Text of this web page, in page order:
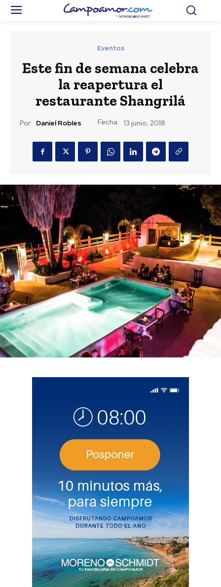
Eventos
Este fin de semana celebra
la reapertura el
restaurante Shangrilá
Por: Daniel Robles Fecha: 13 junio, 2018